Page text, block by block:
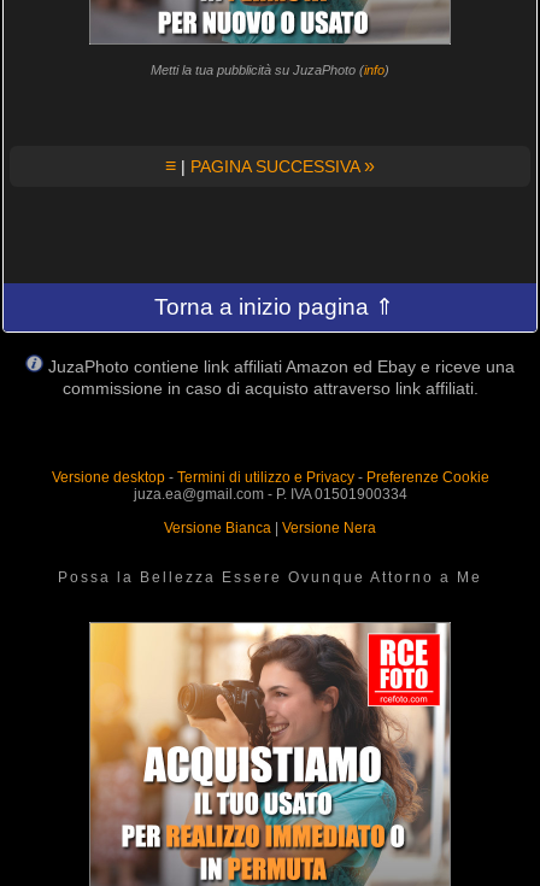
Metti la tua pubblicità su JuzaPhoto (info)
≡ | PAGINA SUCCESSIVA»
Torna a inizio pagina ⇑
JuzaPhoto contiene link affiliati Amazon ed Ebay e riceve una
commissione in caso di acquisto attraverso link affiliati.
Versione desktop- Termini di utilizzo e Privacy- Preferenze Cookie
juza.ea@gmail.com - P. IVA 01501900334
Versione Bianca
Versione Nera
Possa la Bellezza Essere Ovunque Attorno a Me